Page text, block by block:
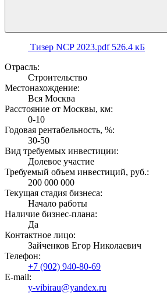
Тизер NCP 2023.pdf 526.4 кБ
Отрасль:
Строительство
Местонахождение:
Вся Москва
Расстояние от Москвы, км:
0-10
Годовая рентабельность, %:
30-50
Вид требуемых инвестиции:
Долевое участие
Требуемый объем инвестиций, руб.:
200 000 000
Текущая стадия бизнеса:
Начало работы
Наличие бизнес-плана:
Да
Контактное лицо:
Зайченков Егор Николаевич
Телефон:
+7 (902) 940-80-69
E-mail:
y-vibirau@yandex.ru